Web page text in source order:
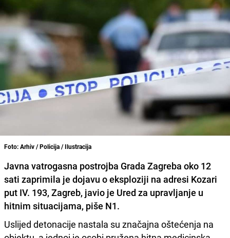
Foto: Arhiv / Policija / Ilustracija
Javna vatrogasna postrojba Grada Zagreba oko 12
sati zaprimila je dojavu oeksploziji na adresi Kozari
put IV. 193, Zagreb, javio je Ured za upravljanje u
hitnim situacijama, piše N1.
Uslijed detonacije nastala su značajna oštećenja na